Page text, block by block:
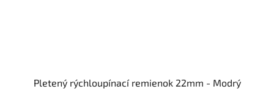
Pletený rýchloupínací remienok 22mm - Modrý